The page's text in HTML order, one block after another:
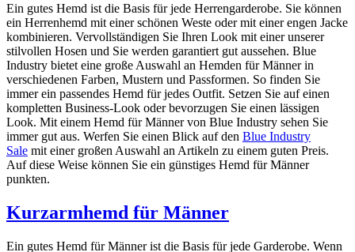
Ein gutes Hemd ist die Basis für jede Herrengarderobe. Sie können
ein Herrenhemd mit einer schönen Weste oder mit einer engen Jacke
kombinieren. Vervollständigen Sie Ihren Look mit einer unserer
stilvollen Hosen und Sie werden garantiert gut aussehen. Blue
Industry bietet eine große Auswahl an Hemden für Männer in
verschiedenen Farben, Mustern und Passformen. So finden Sie
immer ein passendes Hemd für jedes Outfit. Setzen Sie auf einen
kompletten Business-Look oder bevorzugen Sie einen lässigen
Look. Mit einem Hemd für Männer von Blue Industry sehen Sie
immer gut aus. Werfen Sie einen Blick auf den Blue Industry
Sale mit einer großen Auswahl an Artikeln zu einem guten Preis.
Auf diese Weise können Sie ein günstiges Hemd für Männer
punkten.
Kurzarmhemd für Männer
Ein gutes Hemd für Männer ist die Basis für jede Garderobe. Wenn